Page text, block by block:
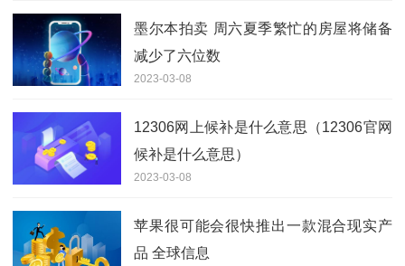
墨尔本拍卖 周六夏季繁忙的房屋将储备
减少了六位数
2023-03-08
12306网上候补是什么意思（12306官网
候补是什么意思）
2023-03-08
苹果很可能会很快推出一款混合现实产
品 全球信息